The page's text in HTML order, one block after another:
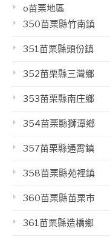
o苗栗地區
350苗栗縣竹南鎮
351苗栗縣頭份鎮
352苗栗縣三灣鄉
353苗栗縣南庄鄉
354苗栗縣獅潭鄉
357苗栗縣通霄鎮
358苗栗縣苑裡鎮
360苗栗縣苗栗市
361苗栗縣造橋鄉